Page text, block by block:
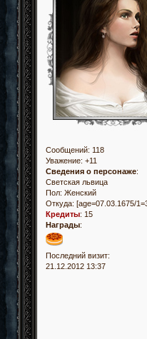
Сообщений: 118
Уважение: +11
Сведения о персонаже:
Светская львица
Пол: Женский
Откуда: [age=07.03.1675/
Кредиты: 15
Награды:
Последний визит:
21.12.2012 13:37